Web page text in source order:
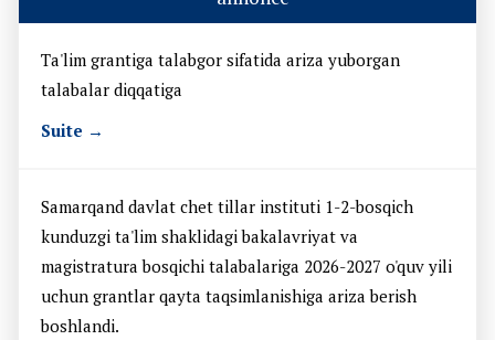
Ta'lim grantiga talabgor sifatida ariza yuborgan
talabalar diqqatiga
Suite →
Samarqand davlat chet tillar instituti 1-2-bosqich
kunduzgi ta'lim shaklidagi bakalavriyat va
magistratura bosqichi talabalariga 2026-2027 o'quv yili
uchun grantlar qayta taqsimlanishiga ariza berish
boshlandi.